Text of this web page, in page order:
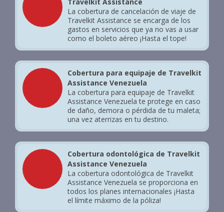
La cobertura de cancelación de viaje de
Travelkit Assistance se encarga de los
gastos en servicios que ya no vas a usar
como el boleto aéreo ¡Hasta el tope!
Cobertura para equipaje de Travelkit
Assistance Venezuela
La cobertura para equipaje de Travelkit
Assistance Venezuela te protege en caso
de daño, demora o pérdida de tu maleta;
una vez aterrizas en tu destino.
Cobertura odontológica de Travelkit
Assistance Venezuela
La cobertura odontológica de Travelkit
Assistance Venezuela se proporciona en
todos los planes internacionales ¡Hasta
el límite máximo de la póliza!